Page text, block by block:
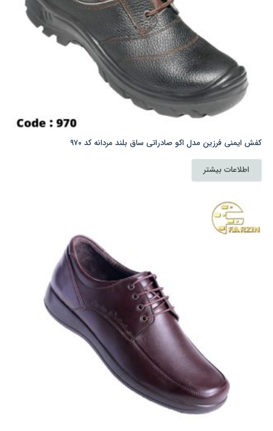
صفحه
محصول
انتخاب
شوند
کفش ایمنی فرزین مدل اکو صادراتی ساق بلند مردانه کد ۹۷۰
اطلاعات بیشتر